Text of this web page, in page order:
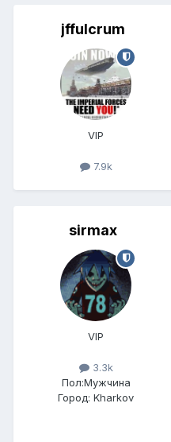
jffulcrum
VIP
7.9k
sirmax
VIP
3.3k
Пол:Мужчина
Город: Kharkov